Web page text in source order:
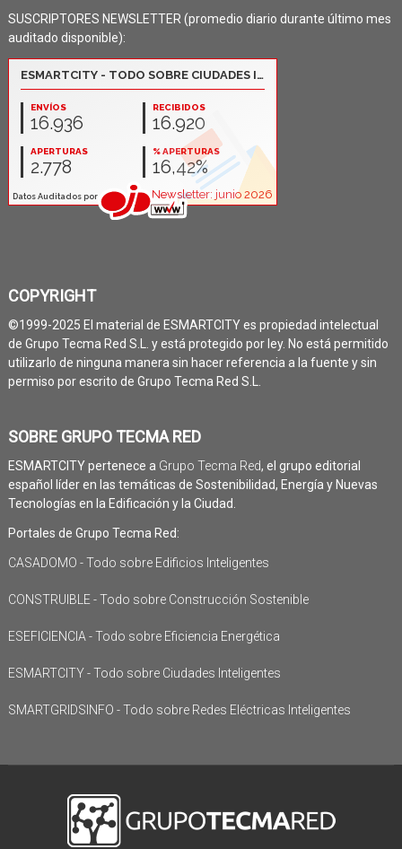
SUSCRIPTORES NEWSLETTER (promedio diario durante último mes
auditado disponible):
COPYRIGHT
©1999-2025 El material de ESMARTCITY es propiedad intelectual
de Grupo Tecma Red S.L. y está protegido por ley. No está permitido
utilizarlo de ninguna manera sin hacer referencia a la fuente y sin
permiso por escrito de Grupo Tecma Red S.L.
SOBRE GRUPO TECMA RED
ESMARTCITY pertenece a Grupo Tecma Red, el grupo editorial
español líder en las temáticas de Sostenibilidad, Energía y Nuevas
Tecnologías en la Edificación y la Ciudad.
Portales de Grupo Tecma Red:
CASADOMO - Todo sobre Edificios Inteligentes
CONSTRUIBLE - Todo sobre Construcción Sostenible
ESEFICIENCIA - Todo sobre Eficiencia Energética
ESMARTCITY - Todo sobre Ciudades Inteligentes
SMARTGRIDSINFO - Todo sobre Redes Eléctricas Inteligentes